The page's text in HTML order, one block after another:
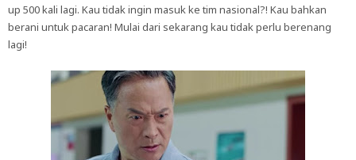
up 500 kali lagi. Kau tidak ingin masuk ke tim nasional?! Kau bahkan
berani untuk pacaran! Mulai dari sekarang kau tidak perlu berenang
lagi!